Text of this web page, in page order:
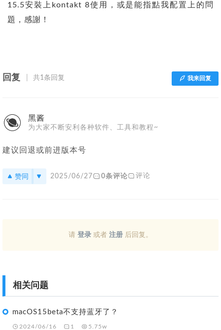
15.5安裝上kontakt 8使用，或是能指點我配置上的問
題，感謝！
回复 共1条回复 我来回复
黑酱
为大家不断安利各种软件、工具和教程~
建议回退或前进版本号
赞同 2025/06/27 0条评论 评论
请 登录 或者 注册 后回复。
相关问题
macOS15beta不支持蓝牙了？
2024/06/16 1 5.75w